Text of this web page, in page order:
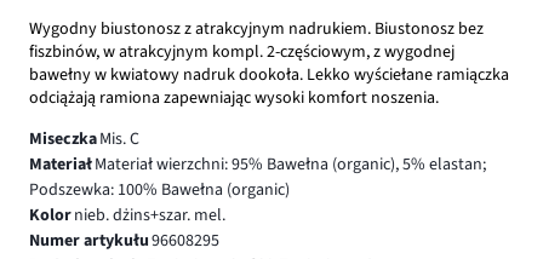
Wygodny biustonosz z atrakcyjnym nadrukiem. Biustonosz bez
fiszbinów, w atrakcyjnym kompl. 2-częściowym, z wygodnej
bawełny w kwiatowy nadruk dookoła. Lekko wyściełane ramiączka
odciążają ramiona zapewniając wysoki komfort noszenia.
MiseczkaMis. C
MateriałMateriał wierzchni: 95% Bawełna (organic), 5% elastan;
Podszewka: 100% Bawełna (organic)
Kolornieb. dżins+szar. mel.
Numer artykułu96608295